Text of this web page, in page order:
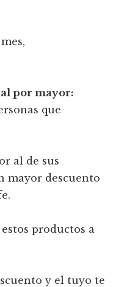
por mayor:
que
al de sus
mayor descuento
productos a
y el tuyo te